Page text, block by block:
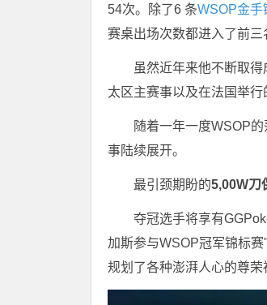
54次。除了6 条WSOP金手
赛桌出场次数都进入了前三
虽然近年来他不断取
太区主赛事以及在法国举
随着一年一度WSOP
事陆续展开。
最引颈期盼的5,00W刀
夺冠选手将享有
加斯参与WSOP冠军锦标
规划了各种澎湃人心的尊荣